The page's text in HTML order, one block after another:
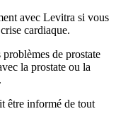
avec Levitra si vous
cardiaque.
de prostate
la prostate ou la
être informé de tout